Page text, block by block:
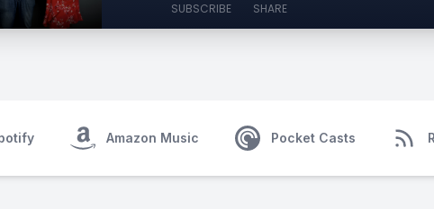
SUBSCRIBE SHARE
Amazon Music Pocket Casts